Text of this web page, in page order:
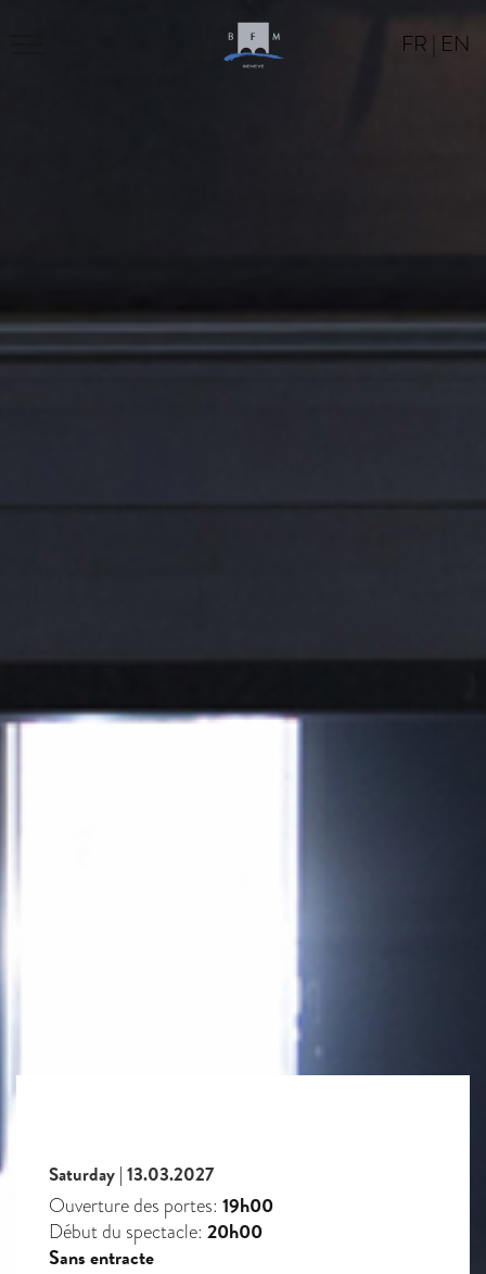
FR EN
Saturday | 13.03.2027
Ouverture des portes: 19h00
Début du spectacle: 20h00
Sans entracte